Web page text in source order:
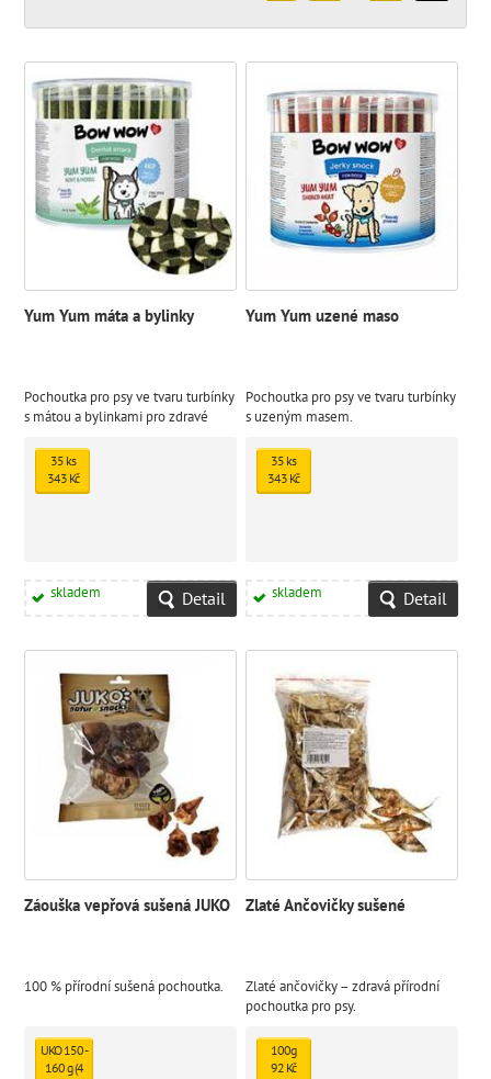
Yum Yum máta a bylinky
Pochoutka pro psy ve tvaru turbínky
s mátou a bylinkami pro zdravé
35 ks
343 Kč
skladem Detail
Yum Yum uzené maso
Pochoutka pro psy ve tvaru turbínky
s uzeným masem.
35 ks
343 Kč
skladem Detail
Záouška vepřová sušená JUKO
100 % přírodní sušená pochoutka.
UKO 150 -
160 g (4
Zlaté Ančovičky sušené
Zlaté ančovičky – zdravá přírodní
pochoutka pro psy.
100g
92 Kč